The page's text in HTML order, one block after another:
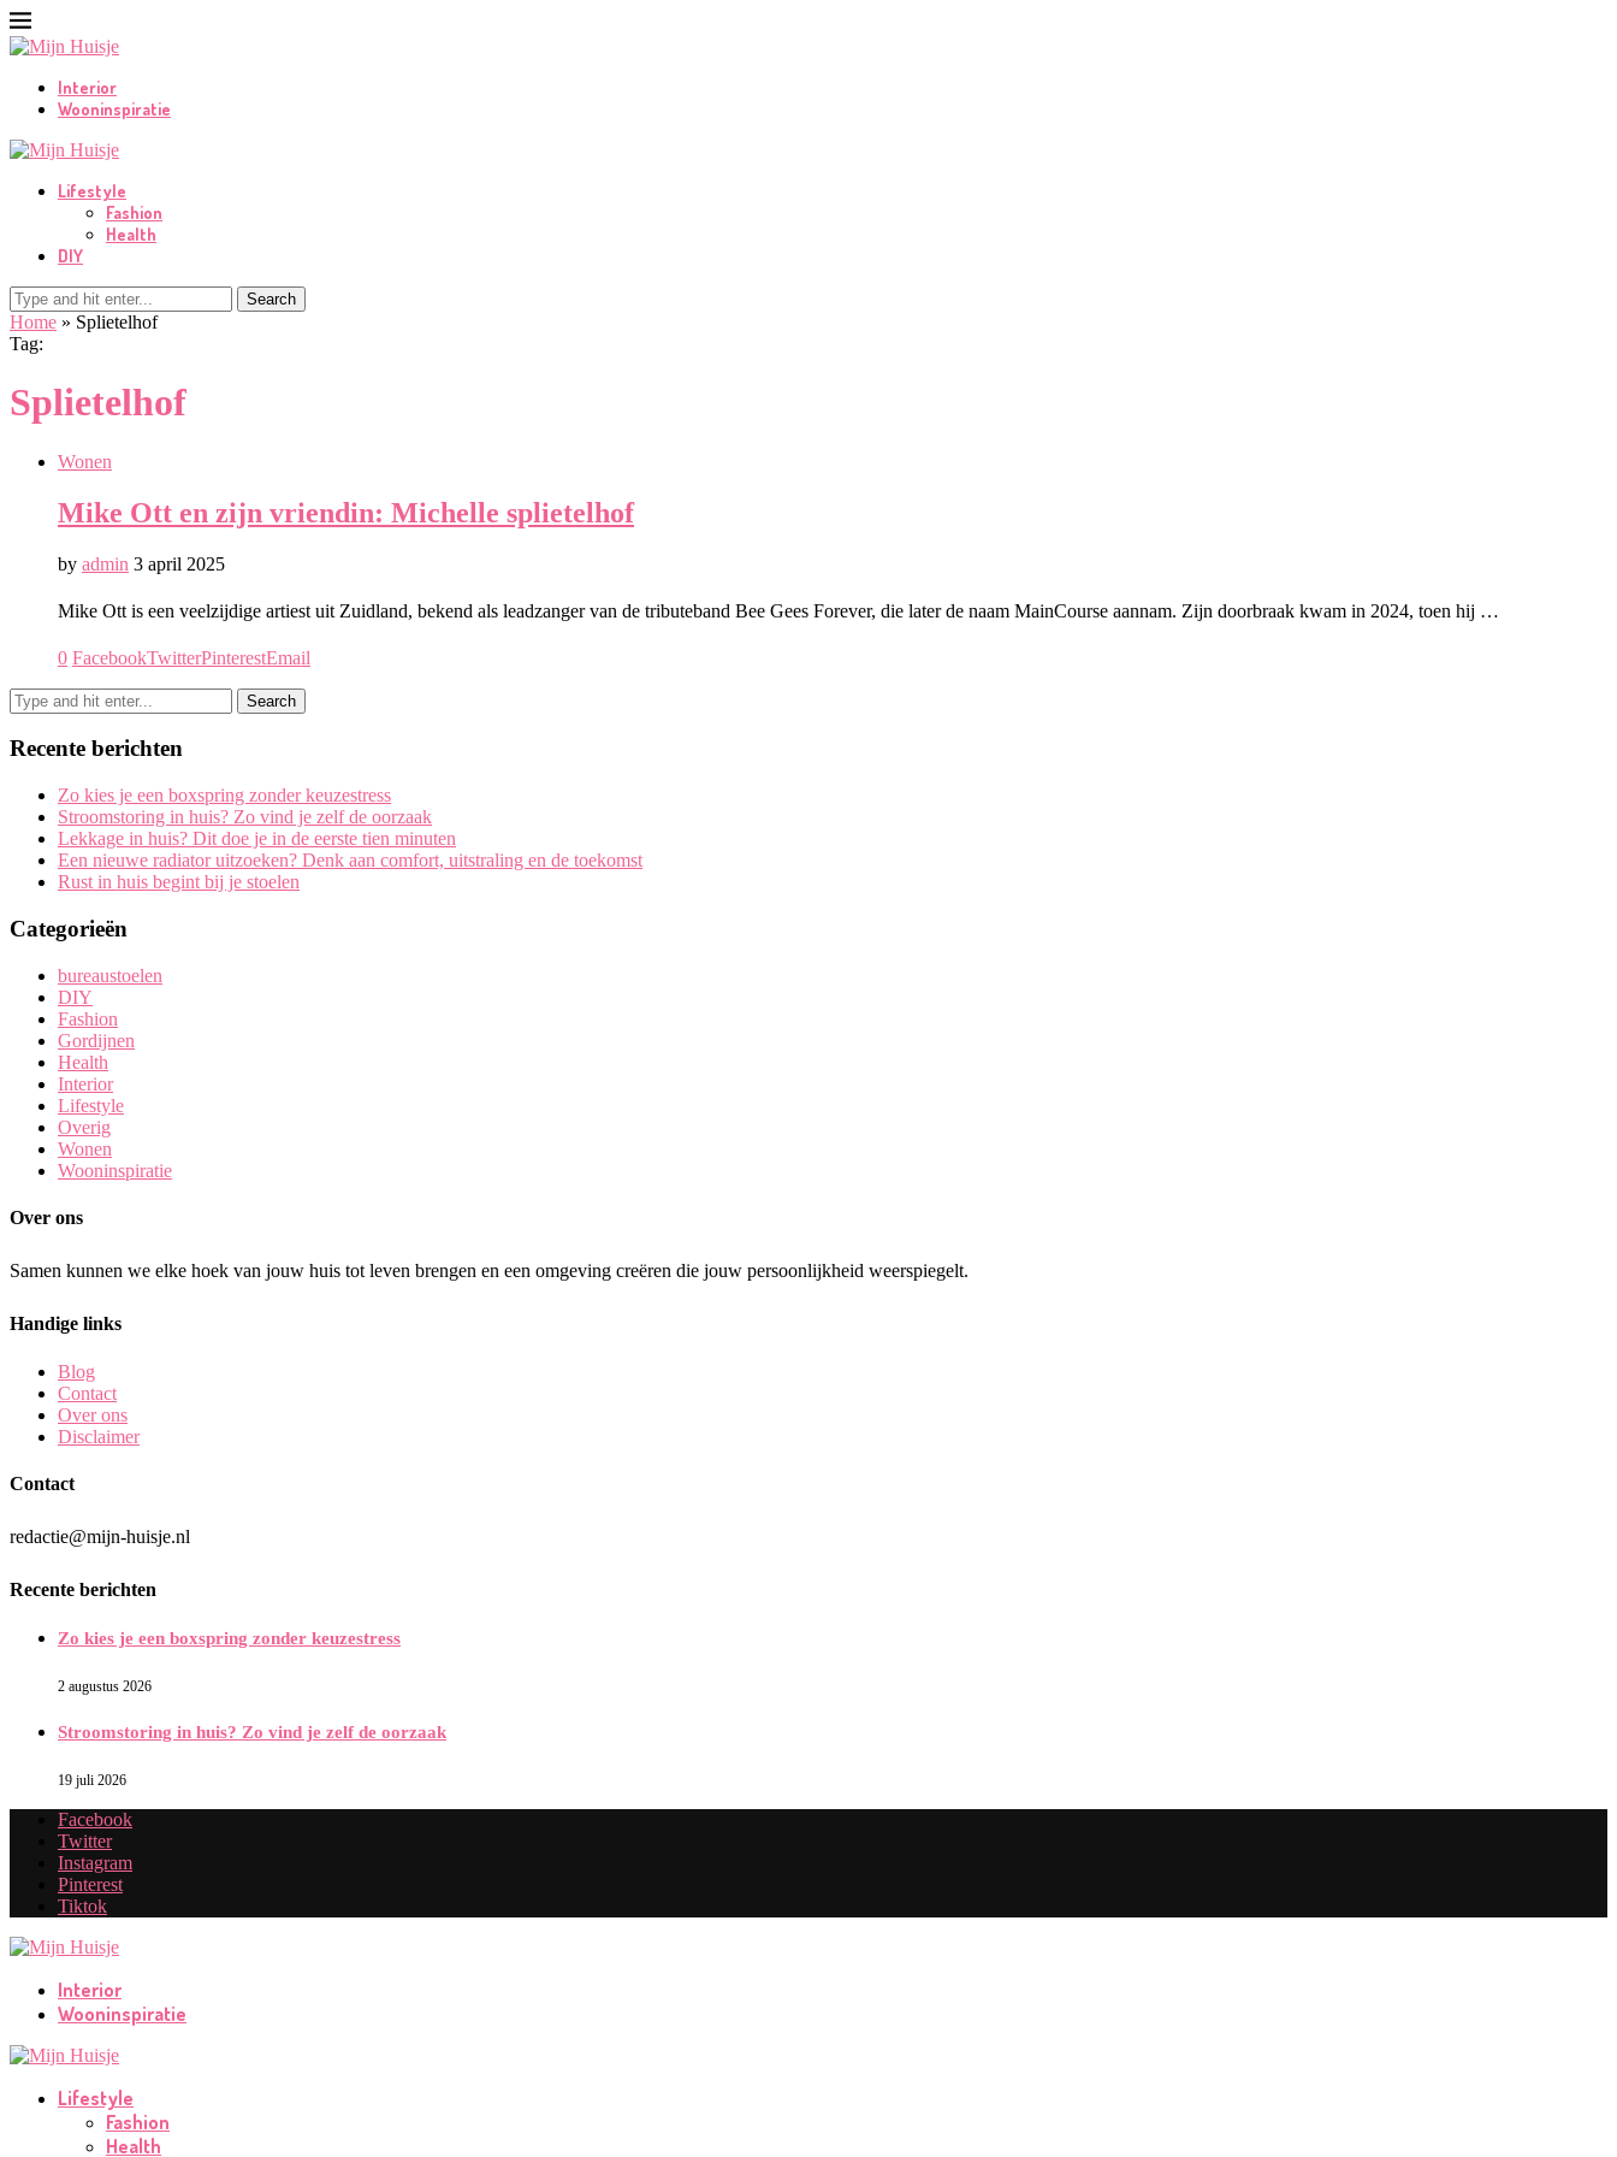
Interior
Wooninspiratie
Lifestyle
Fashion
Health
DIY
Search
Home » Splietelhof
Tag:
Splietelhof
Wonen
Mike Ott en zijn vriendin: Michelle splietelhof
by admin 3 april 2025
Mike Ott is een veelzijdige artiest uit Zuidland, bekend als leadzanger van de tributeband Bee Gees Forever, die later de naam MainCourse aannam. Zijn doorbraak kwam in 2024, toen hij …
0 FacebookTwitterPinterestEmail
Recente berichten
Zo kies je een boxspring zonder keuzestress
Stroomstoring in huis? Zo vind je zelf de oorzaak
Lekkage in huis? Dit doe je in de eerste tien minuten
Een nieuwe radiator uitzoeken? Denk aan comfort, uitstraling en de toekomst
Rust in huis begint bij je stoelen
Categorieën
bureaustoelen
DIY
Fashion
Gordijnen
Health
Interior
Lifestyle
Overig
Wonen
Wooninspiratie
Over ons
Samen kunnen we elke hoek van jouw huis tot leven brengen en een omgeving creëren die jouw persoonlijkheid weerspiegelt.
Handige links
Blog
Contact
Over ons
Disclaimer
Contact
redactie@mijn-huisje.nl
Recente berichten
Zo kies je een boxspring zonder keuzestress
2 augustus 2026
Stroomstoring in huis? Zo vind je zelf de oorzaak
19 juli 2026
Facebook
Twitter
Instagram
Pinterest
Tiktok
Interior
Wooninspiratie
Lifestyle
Fashion
Health